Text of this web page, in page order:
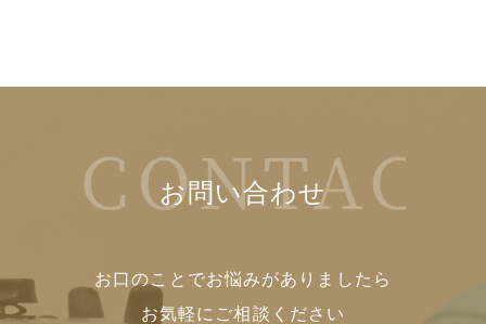
お問い合わせ
お口のことでお悩みがありましたら
お気軽にご相談ください